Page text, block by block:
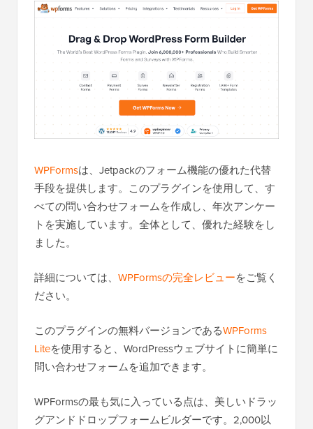
WPFormsは、Jetpackのフォーム機能の優れた代替
手段を提供します。このプラグインを使用して、す
べての問い合わせフォームを作成し、年次アンケー
トを実施しています。全体として、優れた経験をし
ました。
詳細については、 WPFormsの完全レビューをご覧く
ださい。
このプラグインの無料バージョンであるWPForms
Liteを使用すると、WordPressウェブサイトに簡単に
問い合わせフォームを追加できます。
WPFormsの最も気に入っている点は、美しいドラッ
グアンドドロップフォームビルダーです。2,000以